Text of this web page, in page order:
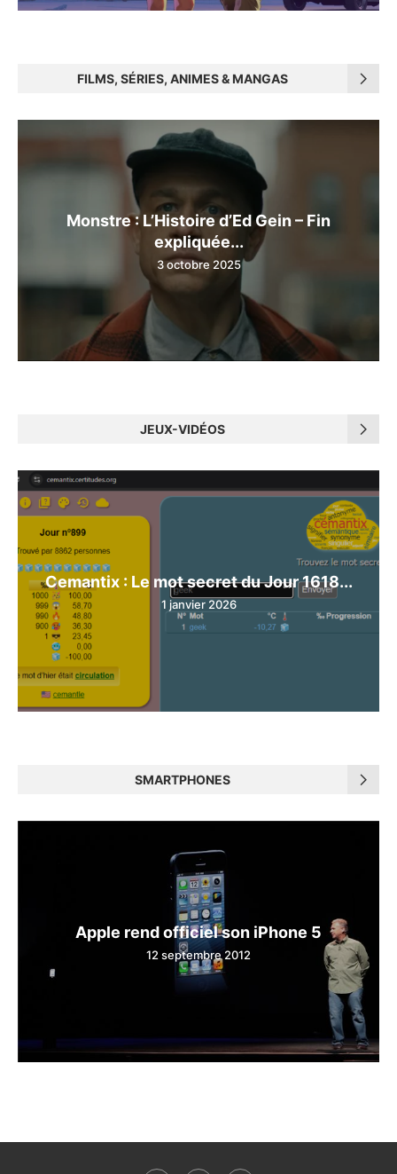
FILMS, SÉRIES, ANIMES & MANGAS
Monstre : L’Histoire d’Ed Gein – Fin
expliquée...
3 octobre 2025
JEUX-VIDÉOS
Cemantix : Le mot secret du Jour 1618...
1 janvier 2026
SMARTPHONES
Apple rend officiel son iPhone 5
12 septembre 2012